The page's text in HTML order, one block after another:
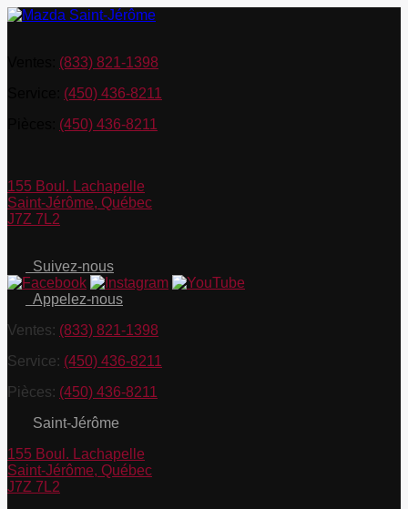
(833) 821-1398
(450) 436-8211
(450) 436-8211
155 Boul. Lachapelle
Saint-Jérôme, Québec
J7Z 7L2
Suivez-nous
Appelez-nous
Ventes: (833) 821-1398
Service: (450) 436-8211
Pièces: (450) 436-8211
Saint-Jérôme
155 Boul. Lachapelle
Saint-Jérôme, Québec
J7Z 7L2